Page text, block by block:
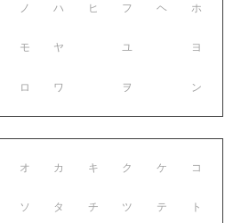
ノ
モ
ロ
ハ ヒ フ ヘ ホ
ヤ ユ ヨ
ワ ヲ ン
オ
ソ
カ キ ク ケ コ
タ チ ツ テ ト